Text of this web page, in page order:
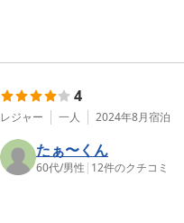
4
レジャー 一人 2024年8月宿泊
たぁ〜くん
60代/男性 | 12件のクチコミ